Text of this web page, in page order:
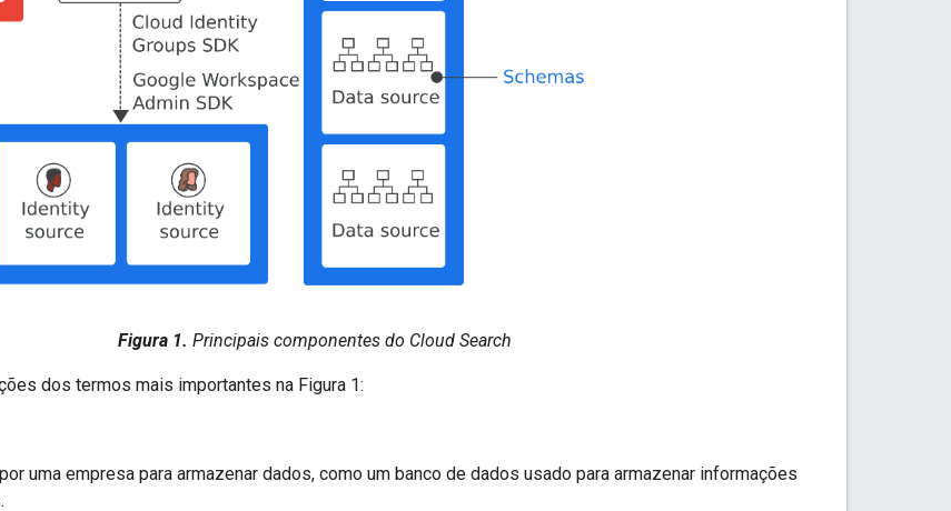
Figura 1. Principais componentes do Cloud Search
dos termos mais importantes na Figura 1:
uma empresa para armazenar dados, como um banco de dados usado para armazenar informações